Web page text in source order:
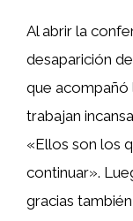
Al abrir la
desaparición
que acompañó
trabajan
«Ellos son los
continuar».
gracias